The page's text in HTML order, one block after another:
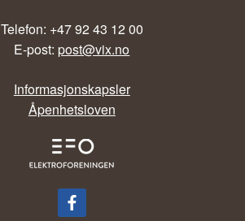
Telefon: +47 92 43 12 00
E-post:post@vix.no
Informasjonskapsler
Åpenhetsloven